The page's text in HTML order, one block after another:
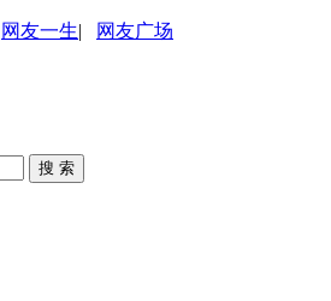
网友一生| 网友广场
搜 索